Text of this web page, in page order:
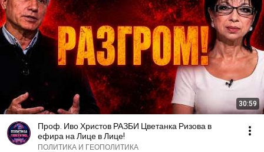
30:59
Проф. Иво Христов РАЗБИ Цветанка Ризова в
ефира на Лице в Лице!
ПОЛИТИКА И ГЕОПОЛИТИКА